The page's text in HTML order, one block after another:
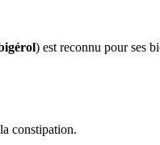
) est reconnu pour ses
constipation.